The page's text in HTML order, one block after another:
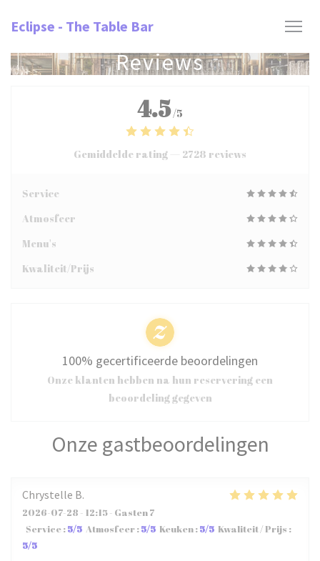
Eclipse - The Table Bar
Reviews
Onze gastbeoordelingen
Chrystelle B
2026-07-28 - 12:15 - Gasten 7
Service :5/5 Atmosfeer:5/5 Keuken:5/5 Kwaliteit / Prijs :
5/5
4.5/5
Gemiddelde rating — 2728 reviews
Service
Atmosfeer
Menu's
Kwaliteit/Prijs
100% gecertificeerde beoordelingen
Onze klanten hebben na hun reservering een
beoordeling gegeven